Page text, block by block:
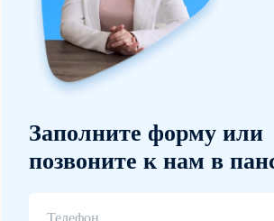
Заполните форму или
позвоните к нам в